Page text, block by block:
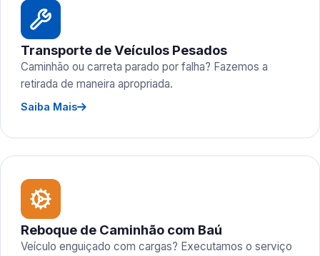
Transporte de Veículos Pesados
Caminhão ou carreta parado por falha? Fazemos a
retirada de maneira apropriada.
Saiba Mais
Reboque de Caminhão com Baú
Veículo enguiçado com cargas? Executamos o serviço